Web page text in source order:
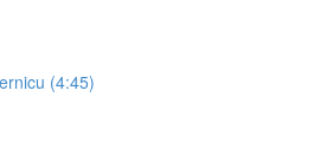
(4:45)